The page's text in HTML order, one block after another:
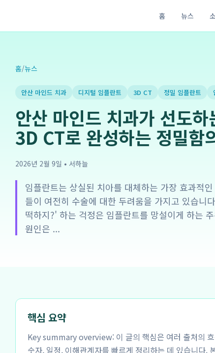
홈 뉴스
홈/뉴스
안산 마인드 치과 디지털 임플란트 3D CT 정밀 임플란트
안산 마인드 치과가 선도
3D CT로 완성하는 정밀함
2026년 2월 9일 • 서하늘
임플란트는 상실된 치아를 대체하는 가장 효과적
들이 여전히 수술에 대한 두려움을 가지고 있습니
떡하지?' 하는 걱정은 임플란트를 망설이게 하는
원인은 ...
핵심 요약
Key summary overview: 이 글의 핵심은 여러 출처의
숫자, 일정, 이해관계자를 빠르게 정리하는 데 있습니다.